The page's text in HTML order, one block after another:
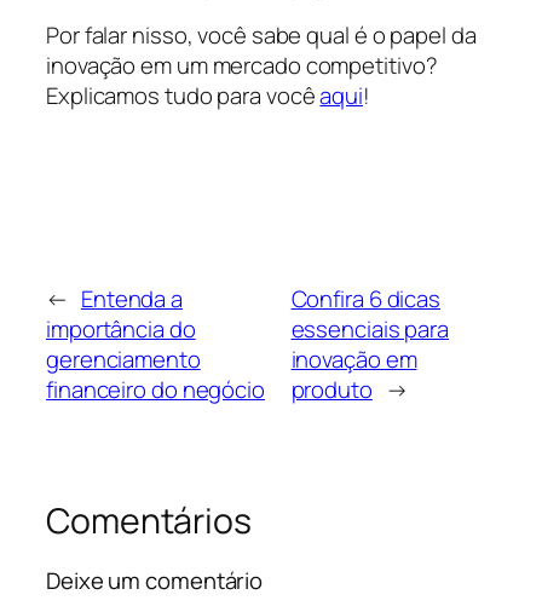
Por falar nisso, você sabe qual é o papel da
inovação em um mercado competitivo?
Explicamos tudo para vocêaqui!
← Entenda a
importância do
gerenciamento
financeiro do negócio
Confira 6 dicas
essenciais para
inovação em
produto →
Comentários
Deixe um comentário